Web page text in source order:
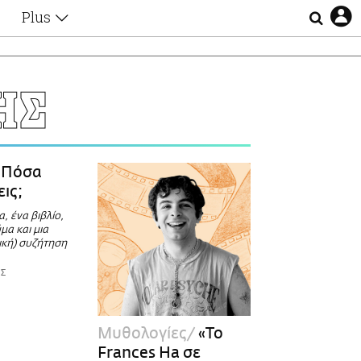
Plus
Αφιερώματα
Ζώδια
Οι Αθηναίοι
Lgbtqi+
Επιλογές
Πόσα
ένα βιβλίο,
και μια
συζήτηση
Μυθολογίες «Το
Frances Ha σε